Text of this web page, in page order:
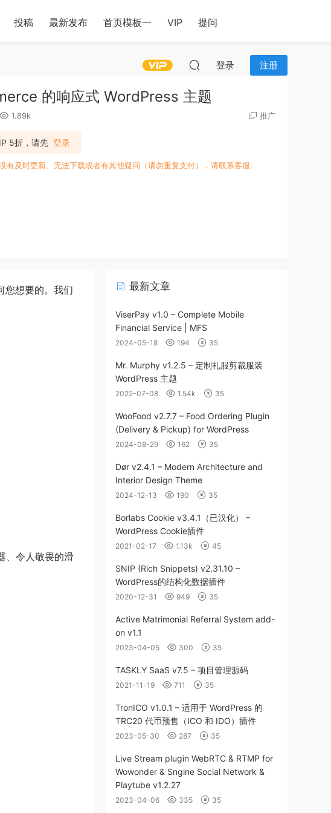
投稿 最新发布 首页模板一 VIP 提问
登录 注册
的响应式 WordPress 主题
1.89k 推广
5折，请先 登录
有及时更新、无法下载或者有其他疑问（请勿重复支付），请联系客服:
您想要的。我们
、令人敬畏的滑
最新文章
ViserPay v1.0 – Complete Mobile
Financial Service | MFS
2024-05-18 194 35
Mr. Murphy v1.2.5 – 定制礼服剪裁服装
WordPress 主题
2022-07-08 1.54k 35
WooFood v2.7.7 – Food Ordering Plugin
(Delivery & Pickup) for WordPress
2024-08-29 162 35
Dør v2.4.1 – Modern Architecture and
Interior Design Theme
2024-12-13 190 35
Borlabs Cookie v3.4.1（已汉化） –
WordPress Cookie插件
2021-02-17 1.13k 45
SNIP (Rich Snippets) v2.31.10 –
WordPress的结构化数据插件
2020-12-31 949 35
Active Matrimonial Referral System add-
on v1.1
2023-04-05 300 35
TASKLY SaaS v7.5 – 项目管理源码
2021-11-19 711 35
TronICO v1.0.1 – 适用于 WordPress 的
TRC20 代币预售（ICO 和 IDO）插件
2023-05-30 287 35
Live Stream plugin WebRTC & RTMP for
Wowonder & Sngine Social Network &
Playtube v1.2.27
2023-04-06 335 35